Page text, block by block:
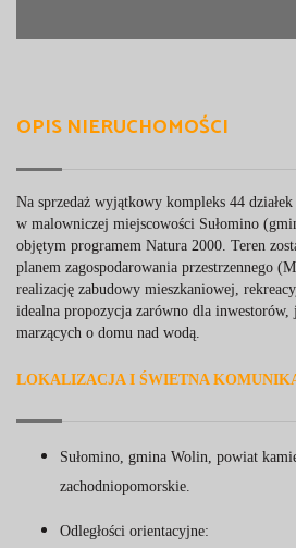
OPIS NIERUCHOMOŚCI
Na sprzedaż wyjątkowy kompleks 44
w malowniczej miejscowości Sułomino
objętym programem Natura 2000. Teren
planem zagospodarowania przestrzennego
realizację zabudowy mieszkaniowej,
idealna propozycja zarówno dla
marzących o domu nad wodą.
LOKALIZACJA I ŚWIETNA
Sułomino, gmina Wolin, powiat
zachodniopomorskie.
Odległości orientacyjne: